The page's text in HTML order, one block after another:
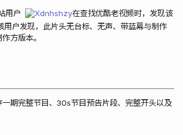
用户 Xdnhshzy在查找优酷老视频时，发现该
用户发现，此片头无台标、无声、带蓝幕与制作
方版本。
期完整节目、30s节目预告片段、完整开头以及